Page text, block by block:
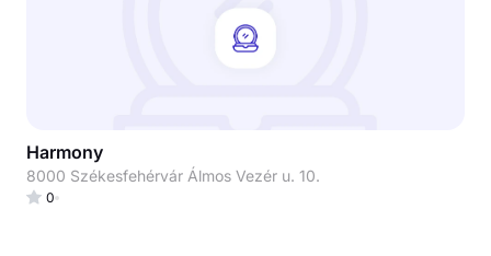
Harmony
8000 Székesfehérvár Álmos Vezér u. 10.
0